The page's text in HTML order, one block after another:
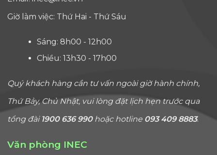
Kết nối với INEC
Tổng đài tư vấn:1900 636 990
Email:
inec@inec.vn
Giờ làm việc: Thứ Hai - Thứ Sáu
Sáng: 8h00 - 12h00
Chiều: 13h30 - 17h00
Quý khách hàng cần tư vấn ngoài giờ hành chính,